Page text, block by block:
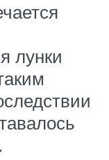
лунки